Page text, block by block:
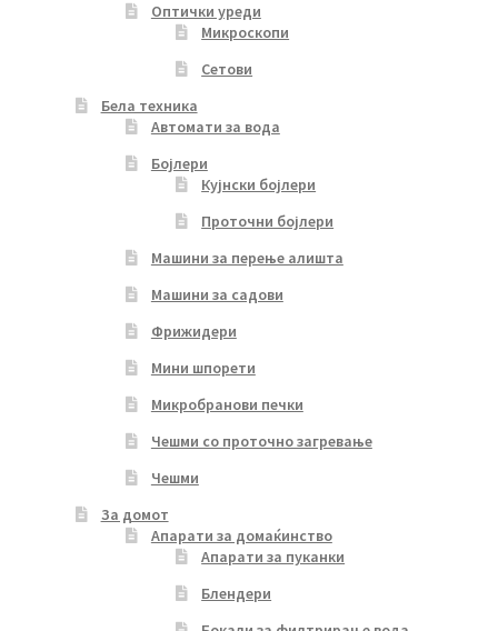
Оптички уреди
Микроскопи
Сетови
Бела техника
Автомати за вода
Бојлери
Кујнски бојлери
Проточни бојлери
Машини за перење алишта
Машини за садови
Фрижидери
Мини шпорети
Микробранови печки
Чешми со проточно загревање
Чешми
За домот
Апарати за домаќинство
Апарати за пуканки
Блендери